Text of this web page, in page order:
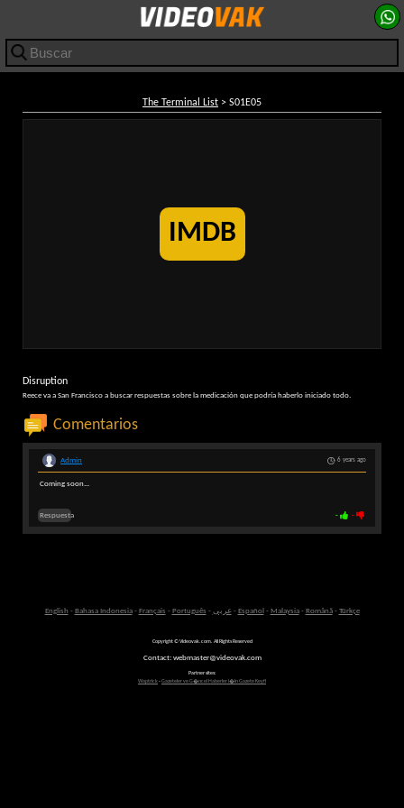
The Terminal List > S01E05
IMDB
Disruption
Reece va a San Francisco a buscar respuestas sobre la medicación que podría haberlo iniciado todo.
Comentarios
6 years ago
Admin
Coming soon...
- -
Respuesta
English - Bahasa Indonesia- Français - Português - عربى- Español - Malaysia- Română- Türkçe
Copyright © Videovak.com. All Rights Reserved
Contact: webmaster@videovak.com
Partner sites:
Waptrick-Gazeteler ve G�ncel Haberler i�in Gazete Keyfi